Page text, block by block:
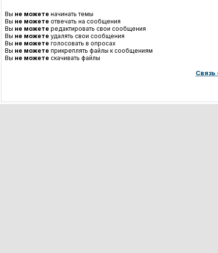
Вы не можете начинать темы
Вы не можете отвечать на сообщения
Вы не можете редактировать свои сообщения
Вы не можете удалять свои сообщения
Вы не можете голосовать в опросах
Вы не можете прикреплять файлы к сообщениям
Вы не можете скачивать файлы